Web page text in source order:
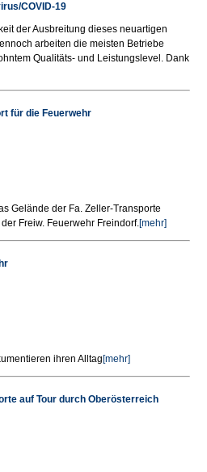
COVID-19
der Ausbreitung dieses neuartigen
arbeiten die meisten Betriebe
Qualitäts- und Leistungslevel. Dank
für die Feuerwehr
Gelände der Fa. Zeller-Transporte
Freiw. Feuerwehr Freindorf.[mehr]
ihren Alltag[mehr]
auf Tour durch Oberösterreich